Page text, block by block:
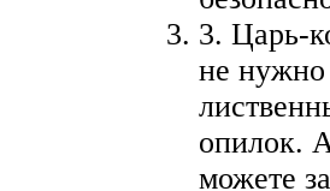
3. Царь-
не нужно
опилок.
можете